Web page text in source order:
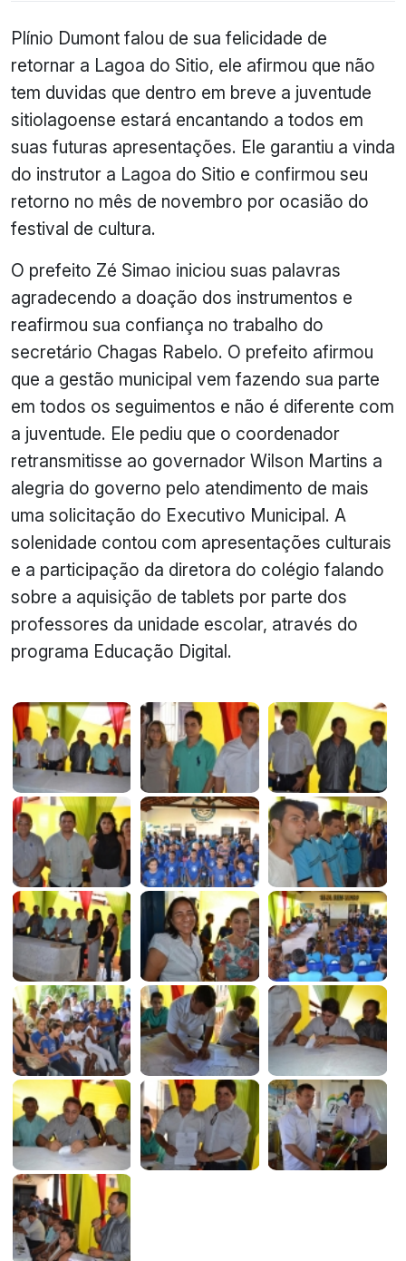
Plínio Dumont falou de sua felicidade de
retornar a Lagoa do Sitio, ele afirmou que não
tem duvidas que dentro em breve a juventude
sitiolagoense estará encantando a todos em
suas futuras apresentações. Ele garantiu a vinda
do instrutor a Lagoa do Sitio e confirmou seu
retorno no mês de novembro por ocasião do
festival de cultura.
O prefeito Zé Simao iniciou suas palavras
agradecendo a doação dos instrumentos e
reafirmou sua confiança no trabalho do
secretário Chagas Rabelo. O prefeito afirmou
que a gestão municipal vem fazendo sua parte
em todos os seguimentos e não é diferente com
a juventude. Ele pediu que o coordenador
retransmitisse ao governador Wilson Martins a
alegria do governo pelo atendimento de mais
uma solicitação do Executivo Municipal. A
solenidade contou com apresentações culturais
e a participação da diretora do colégio falando
sobre a aquisição de tablets por parte dos
professores da unidade escolar, através do
programa Educação Digital.